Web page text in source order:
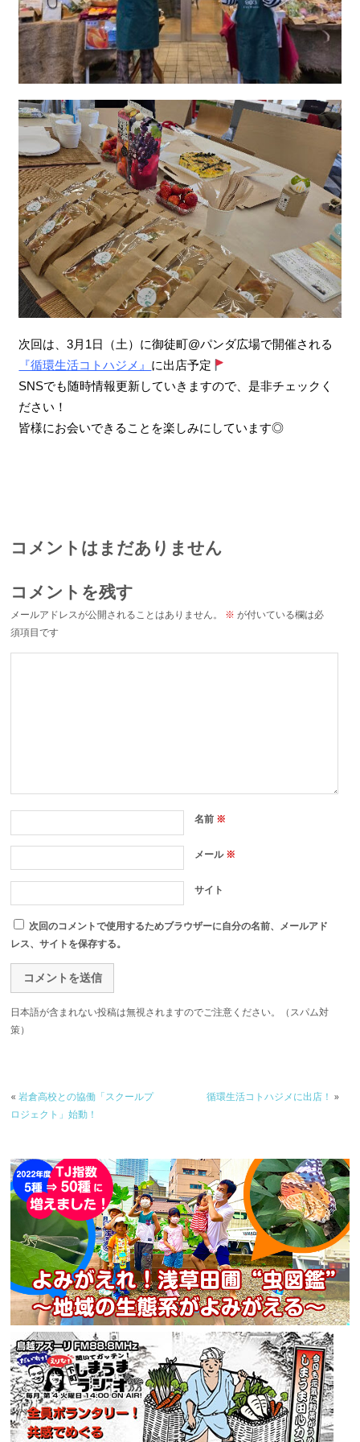
次回は、3月1日（土）に御徒町@パンダ広場で開催される
『循環生活コトハジメ』 に出店予定
SNSでも随時情報更新していきますので、是非チェックく
ださい！
皆様にお会いできることを楽しみにしています◎
コメントはまだありません
コメントを残す
メールアドレスが公開されることはありません。 ※ が付いている欄は必
須項目です
名前 ※
メール※
サイト
次回のコメントで使用するためブラウザーに自分の名前、メールアド
レス、サイトを保存する。
日本語が含まれない投稿は無視されますのでご注意ください。（スパム対
策）
«岩倉高校との協働「スクールプ
ロジェクト」始動！
循環生活コトハジメに出店！ »